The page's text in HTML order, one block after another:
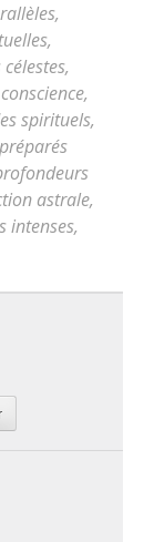
,
,
célestes,
,
spirituels,
préparés
astrale,
intenses,